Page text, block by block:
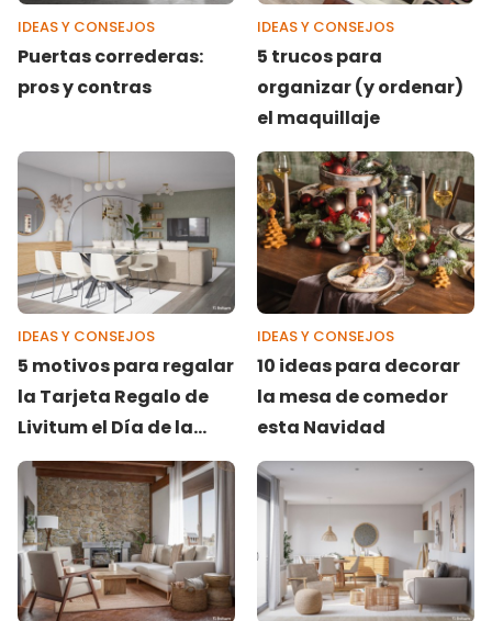
IDEAS Y CONSEJOS
Puertas correderas:
pros y contras
IDEAS Y CONSEJOS
5 trucos para
organizar (y ordenar)
el maquillaje
IDEAS Y CONSEJOS
5 motivos para regalar
la Tarjeta Regalo de
Livitum el Día de la
Madre
IDEAS Y CONSEJOS
10 ideas para decorar
la mesa de comedor
esta Navidad